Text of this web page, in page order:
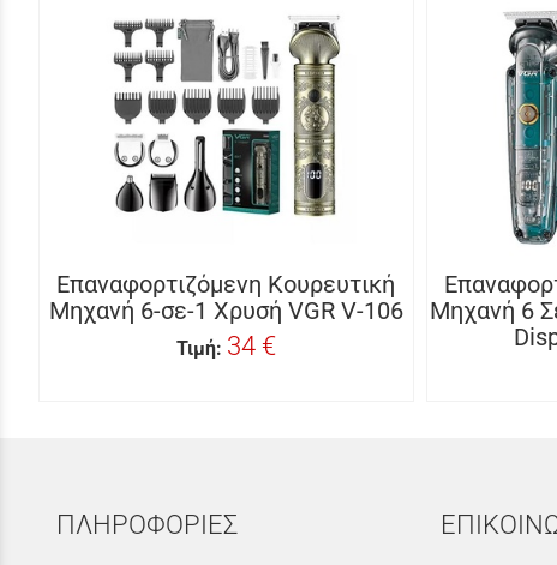
Επαναφορτιζόμενη Κουρευτική
Μηχανή 6-σε-1 Χρυσή VGR V-106
Τιμή: 34 €
Μηχανή 6
ΠΛΗΡΟΦΟΡΙΕΣ